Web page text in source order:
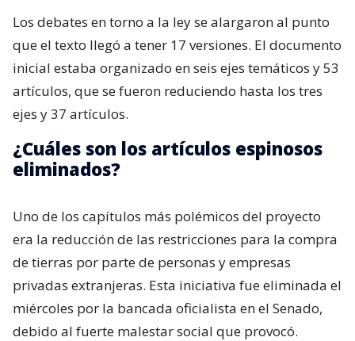
Los debates en torno a la ley se alargaron al punto
que el texto llegó a tener 17 versiones. El documento
inicial estaba organizado en seis ejes temáticos y 53
artículos, que se fueron reduciendo hasta los tres
ejes y 37 artículos.
¿Cuáles son los artículos espinosos
eliminados?
Uno de los capítulos más polémicos del proyecto
era la reducción de las restricciones para la compra
de tierras por parte de personas y empresas
privadas extranjeras. Esta iniciativa fue eliminada el
miércoles por la bancada oficialista en el Senado,
debido al fuerte malestar social que provocó.